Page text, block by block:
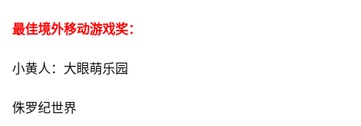
0
5
最佳境外移动游戏奖：
小黄人：大眼萌乐园
侏罗纪世界